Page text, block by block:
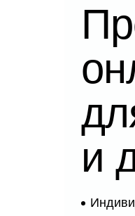
и